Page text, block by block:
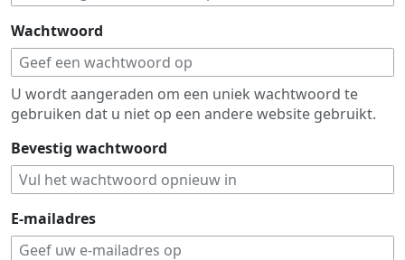
Wachtwoord
U wordt aangeraden om een uniek wachtwoord te
gebruiken dat u niet op een andere website gebruikt.
Bevestig wachtwoord
E-mailadres